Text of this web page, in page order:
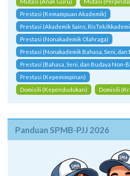
Prestasi (Kemampuan Akademik)
Prestasi (Akademik Sains, RisTek/
Prestasi (Nonakademik Olahraga)
Prestasi (Nonakademik Bahasa, Seni, dan
Prestasi (Bahasa, Seni, dan Budaya Non-
Prestasi (Kepemimpinan)
Domisili (Kependudukan)
Domisili
Panduan SPMB-PJJ 2026